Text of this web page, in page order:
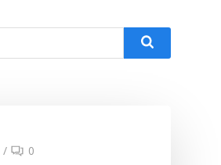
/ 0